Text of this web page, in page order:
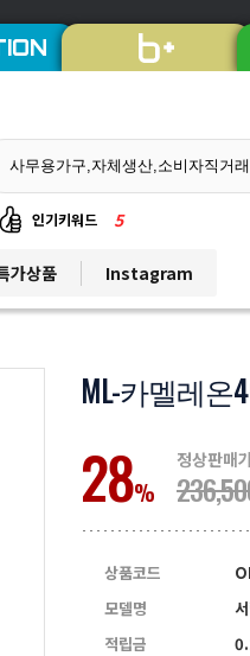
인기키워드
5
6
1
3
가상품 Instagram
ML-카멜레온
28%
정상판매
상품코드
모델명
적립금